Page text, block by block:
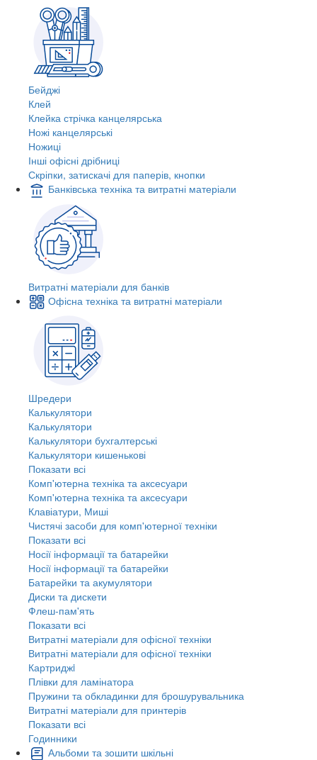
Бейджі
Клей
Клейка стрічка канцелярська
Ножі канцелярські
Ножиці
Інші офісні дрібниці
Скріпки, затискачі для паперів, кнопки
Банківська техніка та витратні матеріали
Витратні матеріали для банків
Офісна техніка та витратні матеріали
Шредери
Калькулятори
Калькулятори
Калькулятори бухгалтерські
Калькулятори кишенькові
Показати всі
Комп'ютерна техніка та аксесуари
Комп'ютерна техніка та аксесуари
Клавіатури, Миші
Чистячі засоби для комп'ютерної техніки
Показати всі
Носії інформації та батарейки
Носії інформації та батарейки
Батарейки та акумулятори
Диски та дискети
Флеш-пам'ять
Показати всі
Витратні матеріали для офісної техніки
Витратні матеріали для офісної техніки
Картриджi
Плівки для ламінатора
Пружини та обкладинки для брошурувальника
Витратні матеріали для принтерів
Показати всі
Годинники
Альбоми та зошити шкільні